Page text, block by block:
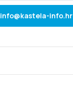
info@kastela-info.hr